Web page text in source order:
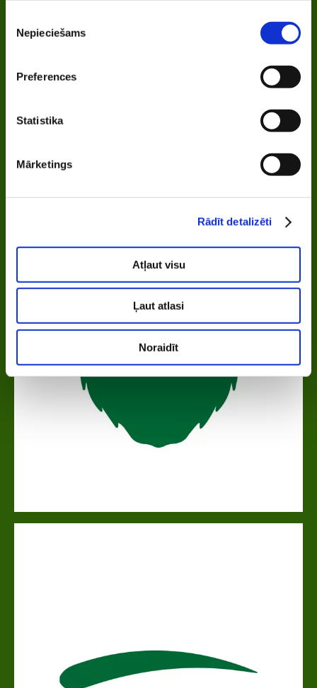
izvēle
Nepieciešams
Preferences
Statistika
Mārketings
Rādīt detalizēti
Atļaut visu
Ļaut atlasi
Noraidīt